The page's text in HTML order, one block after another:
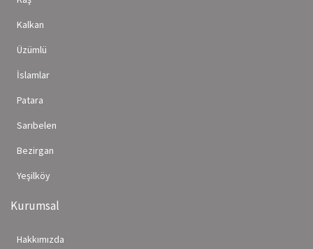
Kalkan
Üzümlü
İslamlar
Patara
Sarıbelen
Bezirgan
Yeşilköy
Kurumsal
Hakkımızda